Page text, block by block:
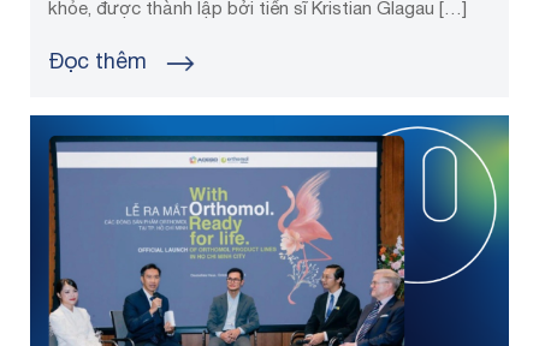
khỏe, được thành lập bởi tiến sĩ Kristian Glagau […]
Đọc thêm